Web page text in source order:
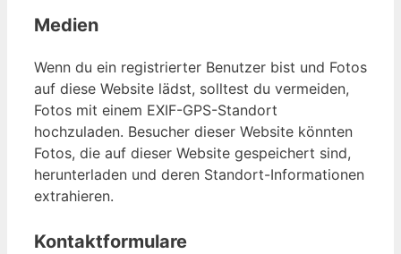
Medien
Wenn du ein registrierter Benutzer bist und Fotos
auf diese Website lädst, solltest du vermeiden,
Fotos mit einem EXIF-GPS-Standort
hochzuladen. Besucher dieser Website könnten
Fotos, die auf dieser Website gespeichert sind,
herunterladen und deren Standort-Informationen
extrahieren.
Kontaktformulare